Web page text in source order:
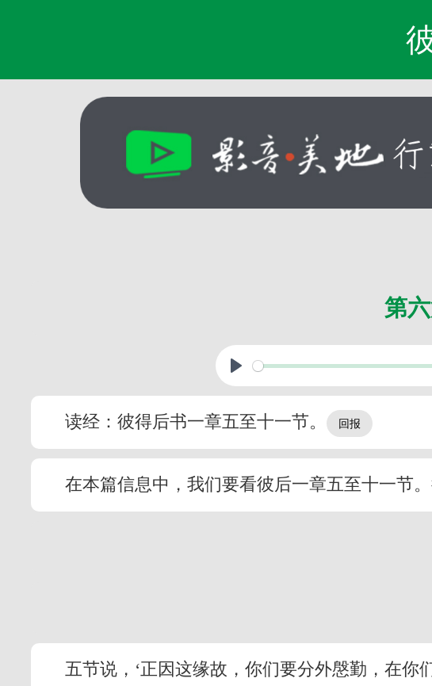
第
读经：彼得后书一章五至十一节。
在本篇信息中，我们要看彼后一章五至十一节
五节说，‘正因这缘故，你们要分外慇勤，在